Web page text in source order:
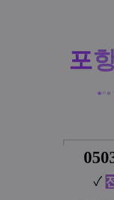
포
* °*
┏━━━━
✓